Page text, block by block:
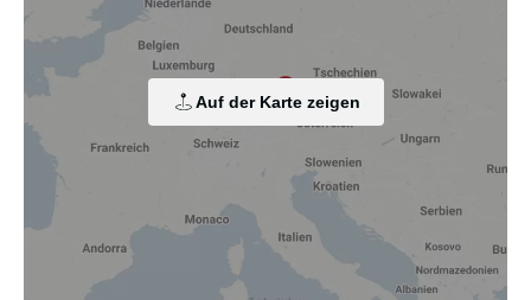
Auf der Karte zeigen
Einbindung von Inhalten, externen Diensten und Elementen
Dritter, der statistischen Analyse/Messung, der
personalisierten Werbung sowie der Einbindung sozialer
Medien. Je nach Funktion werden dabei Daten an Dritte
weitergegeben und an Dritte in Ländern, in denen kein
angemessenes Datenschutzniveau vorliegt und von diesen
verarbeitet wird, z. B. die USA. Ihre Einwilligung ist stets
freiwillig, für die Nutzung unserer Website nicht erforderlich
und kann jederzeit auf unserer Seite abgelehnt oder
Zustimmung ändern